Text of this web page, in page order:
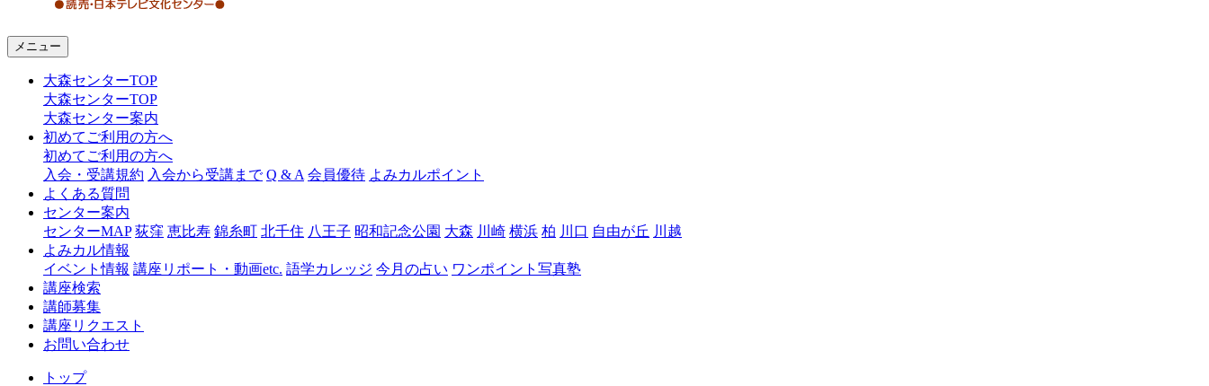
ャ
大
森
メニュー
大森センターTOP
大森センターTOP
大森センター案内
初めてご利用の方へ
初めてご利用の方へ
入会・受講規約 入会から受講まで Q & A 会員優待 よみカルポイント
よくある質問
センター案内
センターMAP 荻窪 恵比寿 錦糸町 北千住 八王子 昭和記念公園 大森 川崎 横浜 柏 川口 自由が丘 川越
よみカル情報
イベント情報 講座リポート・動画etc. 語学カレッジ 今月の占い ワンポイント写真塾
講座検索
講師募集
講座リクエスト
お問い合わせ
トップ